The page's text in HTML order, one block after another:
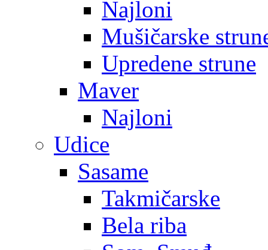
Najloni
Mušičarske
Upredene strune
Maver
Najloni
Udice
Sasame
Takmičarske
Bela riba